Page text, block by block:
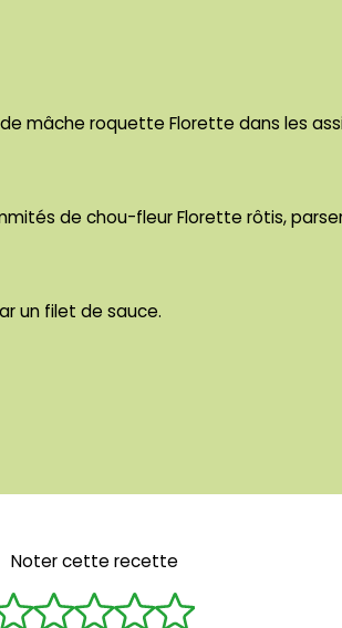
mâche roquette Florette dans les
de chou-fleur Florette rôtis,
un filet de sauce.
Noter cette recette